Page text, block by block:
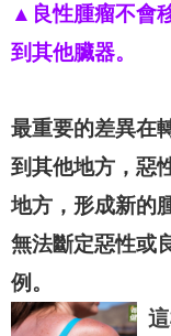
▲良性腫瘤不會
到其他臟器。
最重要的差異在
到其他地方，惡
地方，形成新的
無法斷定惡性或
例。